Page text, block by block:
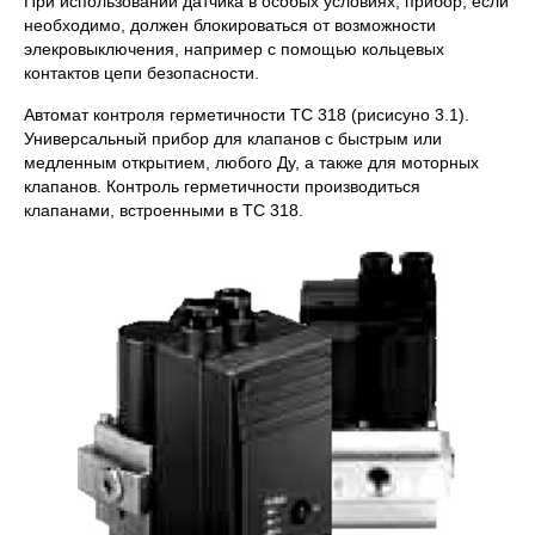
необходимо, должен блокироваться от возможности
элекровыключения, например с помощью кольцевых
контактов цепи безопасности.
Автомат контроля герметичности TC 318 (рисисуно 3.1).
Универсальный прибор для клапанов с быстрым или
медленным открытием, любого Ду, а также для моторных
клапанов. Контроль герметичности производиться
клапанами, встроенными в TC 318.